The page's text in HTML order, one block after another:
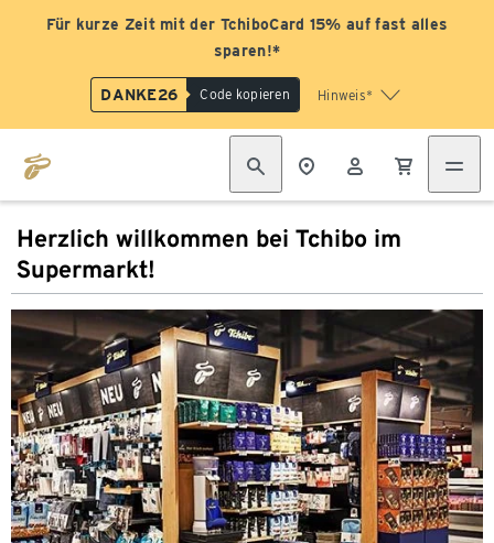
Für kurze Zeit mit der TchiboCard 15% auf fast alles
sparen!*
DANKE26 Code kopieren Hinweis*
Herzlich willkommen bei Tchibo im
Supermarkt!